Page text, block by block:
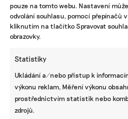
pouze na tomto webu. Nastavení
odvolání souhlasu, pomocí přepínačů
kliknutím na tlačítko Spravovat
obrazovky.
Statistiky
Ukládání a/nebo přístup k
výkonu reklam, Měření výkonu
prostřednictvím statistik nebo
zdrojů.
Kvůli Turkovi a
přijít o desítky
akcelerační zóny i